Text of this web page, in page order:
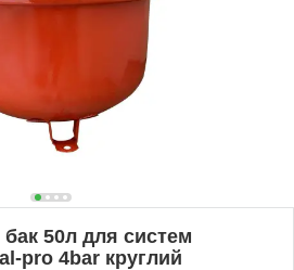
50л для систем
pro 4bar круглий